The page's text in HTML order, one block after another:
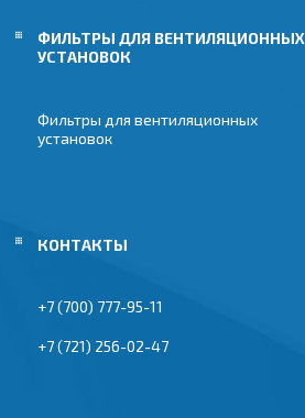
ФИЛЬТРЫ ДЛЯ ВЕНТИЛЯЦИОННЫХ
УСТАНОВОК
Фильтры для вентиляционных
установок
+7 (700) 777-95-11
+7 (721) 256-02-47